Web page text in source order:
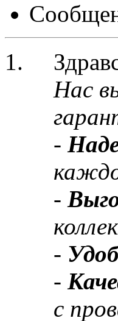
Нас
-
-
-
-
с